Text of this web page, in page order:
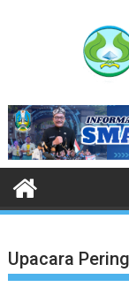
Upacara